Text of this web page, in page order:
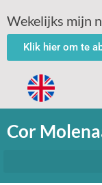
Wekelijks mijn
Klik hier om te
Cor